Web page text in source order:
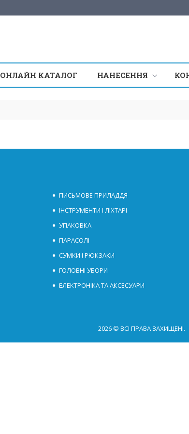
ОНЛАЙН КАТАЛОГ НАНЕСЕННЯ
ПИСЬМОВЕ ПРИЛАДДЯ
ІНСТРУМЕНТИ І ЛІХТАРІ
УПАКОВКА
ПАРАСОЛІ
СУМКИ І РЮКЗАКИ
ГОЛОВНІ УБОРИ
ЕЛЕКТРОНІКА ТА АКСЕСУАРИ
2026 © ВСІ ПРАВА ЗАХИЩЕНІ.